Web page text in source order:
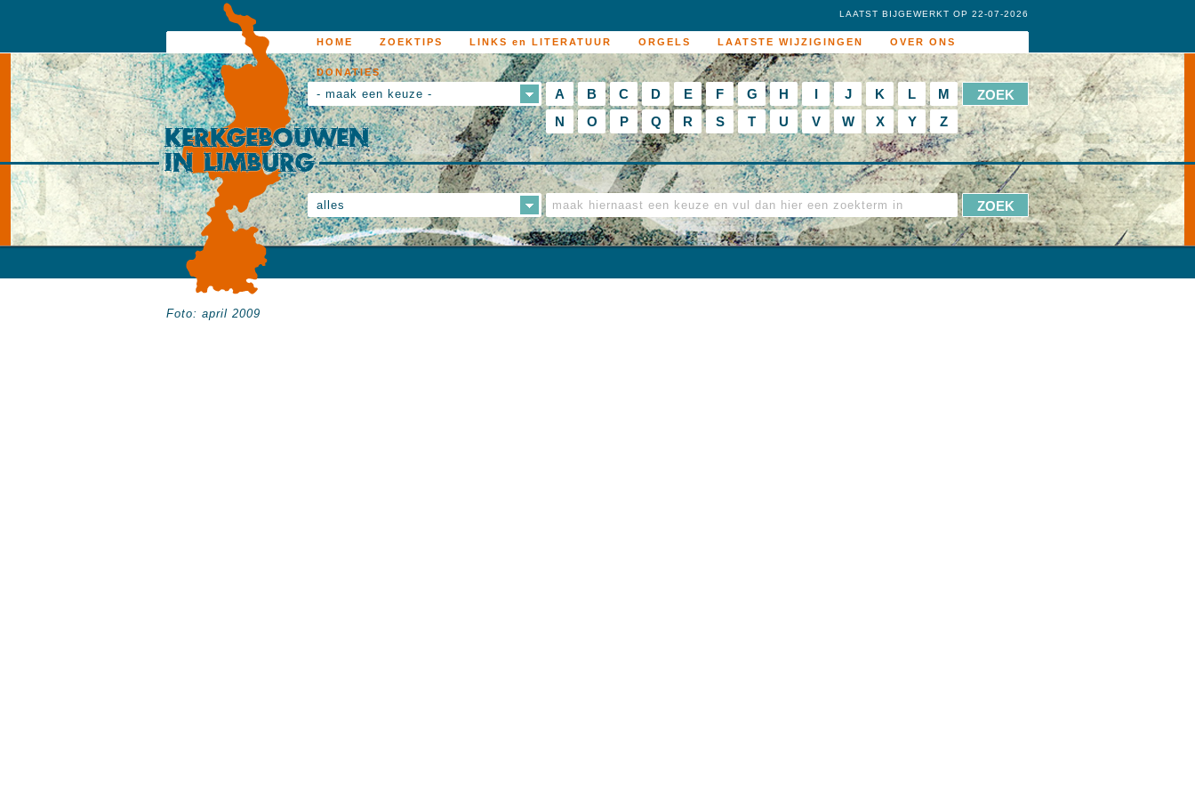
HOME ZOEKTIPS LINKS en LITERATUUR ORGELS LAATSTE WIJZIGINGEN OVER ONS
DONATIES
LAATST BIJGEWERKT OP 22-07-2026
- maak een keuze - A B C D E F G H I J K L
M
N
O P Q R S T U V W X Y Z
alles
Foto: april 2009